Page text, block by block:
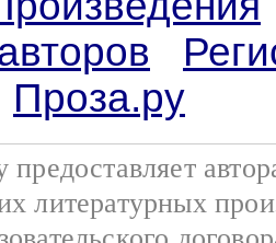
Проза.ру
литературных